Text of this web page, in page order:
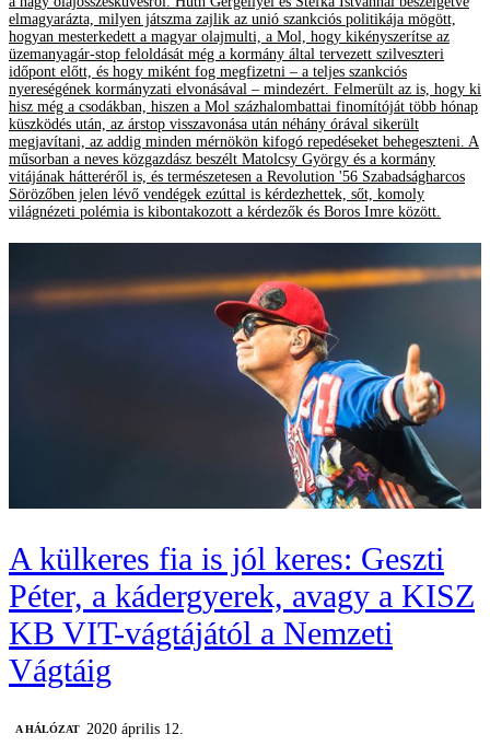
elmagyarázta, milyen játszma zajlik az unió szankciós politikája mögött,
hogyan mesterkedett a magyar olajmulti, a Mol, hogy kikényszerítse az
üzemanyagár-stop feloldását még a kormány által tervezett szilveszteri
időpont előtt, és hogy miként fog megfizetni – a teljes szankciós
nyereségének kormányzati elvonásával – mindezért. Felmerült az is, hogy ki
hisz még a csodákban, hiszen a Mol százhalombattai finomítóját több hónap
küszködés után, az árstop visszavonása után néhány órával sikerült
megjavítani, az addig minden mérnökön kifogó repedéseket behegeszteni. A
műsorban a neves közgazdász beszélt Matolcsy György és a kormány
vitájának hátteréről is, és természetesen a Revolution '56 Szabadságharcos
Sörözőben jelen lévő vendégek ezúttal is kérdezhettek, sőt, komoly
világnézeti polémia is kibontakozott a kérdezők és Boros Imre között.
A külkeres fia is jól keres: Geszti
Péter, a kádergyerek, avagy a KISZ
KB VIT-vágtájától a Nemzeti
Vágtáig
A HÁLÓZAT
2020 április 12.